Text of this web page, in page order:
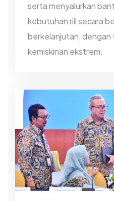
serta menyalurkan
kebutuhan riil secara
berkelanjutan,
kemiskinan ekstrem.